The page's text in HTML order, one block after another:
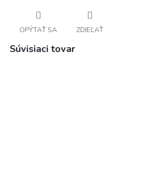
OPÝTAŤ SA ZDIEĽAŤ
Súvisiaci tovar